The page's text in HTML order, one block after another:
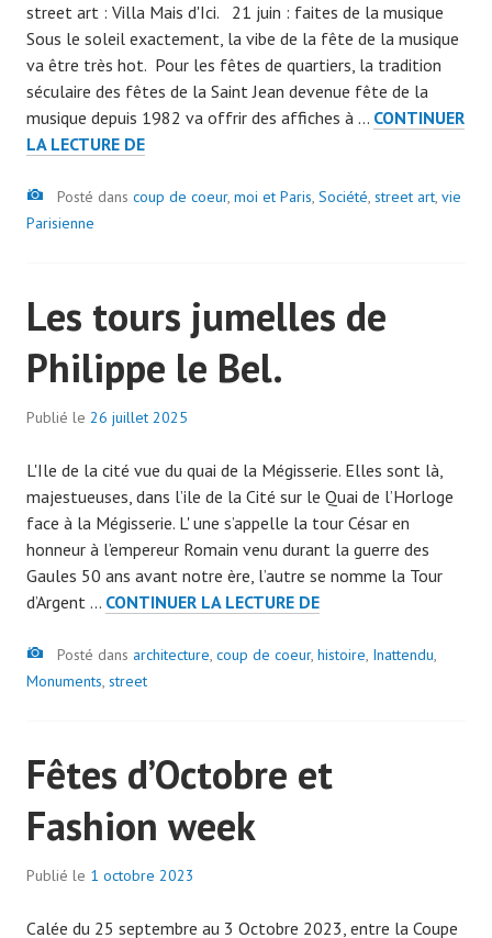
r
a
d
m
i
0
street art : Villa Mais d'Ici. 21 juin : faites de la musique
Sous le soleil exactement, la vibe de la fête de la musique
va être très hot. Pour les fêtes de quartiers, la tradition
séculaire des fêtes de la Saint Jean devenue fête de la
musique depuis 1982 va offrir des affiches à … CONTINUER
LA LECTURE DE21
28
À
PARIS
POUR
LA
CINÉMA.
Image
Posté dans coup de coeur, moi et Paris, Société, street art, vie
Parisienne
Les tours jumelles de
Philippe le Bel.
Publié le 26 juillet 2025
r
a
d
m
i
n
0
L'Ile de la cité vue du quai de la Mégisserie. Elles sont là,
majestueuses, dans l’ile de la Cité sur le Quai de l’Horloge
face à la Mégisserie. L' une s’appelle la tour César en
honneur à l’empereur Romain venu durant la guerre des
Gaules 50 ans avant notre ère, l’autre se nomme la Tour
d’Argent … CONTINUER LA LECTURE DELES
JUMELLES
BEL.
Image
Posté dans architecture, coup de coeur, histoire, Inattendu,
Monuments, street
Fêtes d’Octobre et
Fashion week
Publié le 1 octobre 2023
r
Calée du 25 septembre au 3 Octobre 2023, entre la Coupe